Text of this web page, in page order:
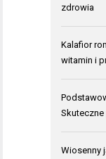
zdrowia
Kalafior
witamin i
Wiosenny